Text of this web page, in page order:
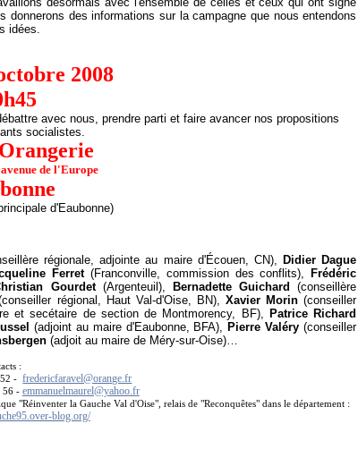
des informations sur la campagne que nous entendons
idées.
2008
avec nous, prendre parti et faire avancer nos propositions
socialistes.
de l'Europe
d'Eaubonne)
régionale, adjointe au maire d'Écouen, CN),Didier Dague
Ferret(Franconville, commission des conflits),Frédéric
Gourdet(Argenteuil), Bernadette Guichard (conseillère
régional, Haut Val-d'Oise, BN),Xavier Morin (conseiller
et secétaire de section de Montmorency, BF), Patrice Richard
(adjoint au maire d'Eaubonne, BFA), Pierre Valéry (conseiller
(adjoit au maire de Méry-sur-Oise)…
:
52 -fredericfaravel@orange.fr
56 - emmanuelmaurel@yahoo.fr
"Réinventer la Gauche Val d'Oise", relais de "Reconquêtes" dans le département :
blog.org/